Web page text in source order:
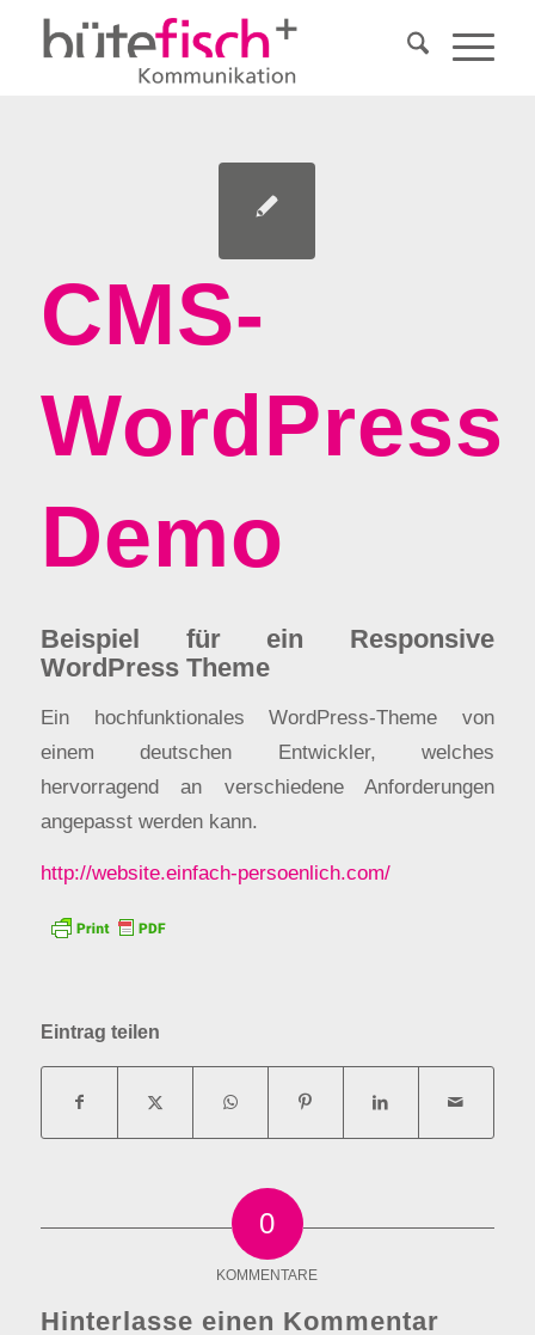
CMS-
WordPress
Demo
Beispiel für ein Responsive
WordPress Theme
Ein hochfunktionales WordPress-Theme von
einem deutschen Entwickler, welches
hervorragend an verschiedene Anforderungen
angepasst werden kann.
http://website.einfach-persoenlich.com/
Eintrag teilen
0
KOMMENTARE
Hinterlasse einen Kommentar